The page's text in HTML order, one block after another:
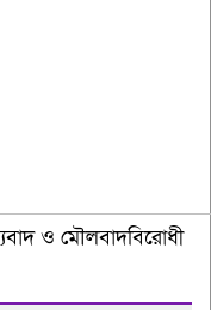
ও মৌলবাদবিরোধী